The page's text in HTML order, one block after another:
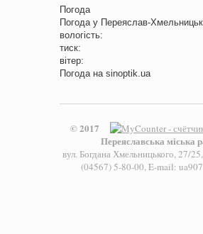
Погода
Погода у Переяслав-
вологість:
тиск:
вітер:
Погода на sinoptik.ua
© 2017
Переяславська міська
вул. Богдана Хмельницького, 27/25,
(04567) 5-80-00, E-mail: